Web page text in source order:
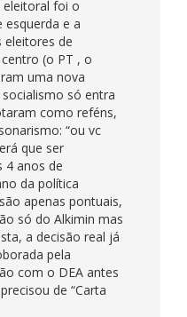
eleitoral foi o
e a
de
(o PT , o
uma nova
só entra
como reféns,
“ou vc
que ser
4 anos de
da política
apenas pontuais,
só do Alkimin mas
a decisão real já
pela
com o DEA antes
de “Carta